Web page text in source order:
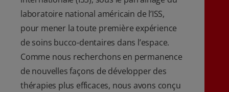
laboratoire national américain de l’ISS,
pour mener la toute première expérience
de soins bucco-dentaires dans l’espace.
Comme nous recherchons en permanence
de nouvelles façons de développer des
thérapies plus efficaces, nous avons conçu